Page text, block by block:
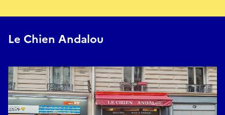
Le Chien Andalou